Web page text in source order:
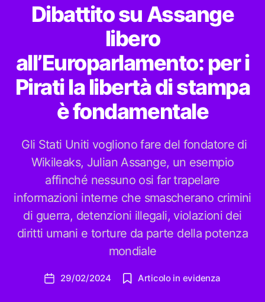
Dibattito su Assange
libero
all’Europarlamento: per i
Pirati la libertà di stampa
è fondamentale
Gli Stati Uniti vogliono fare del fondatore di
Wikileaks, Julian Assange, un esempio
affinché nessuno osi far trapelare
informazioni interne che smascherano crimini
di guerra, detenzioni illegali, violazioni dei
diritti umani e torture da parte della potenza
mondiale
Data29/02/2024 Articolo in evidenza